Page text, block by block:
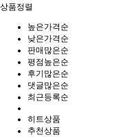
상품정렬
높은가격순
낮은가격순
판매많은순
평점높은순
후기많은순
댓글많은순
최근등록순
히트상품
추천상품